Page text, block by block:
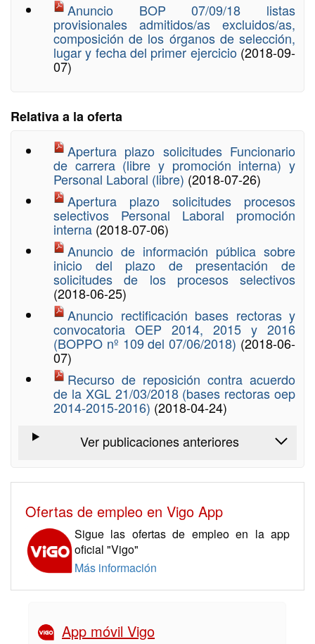
Anuncio BOP 07/09/18 listas
provisionales admitidos/as excluidos/as,
composición de los órganos de selección,
lugar y fecha del primer ejercicio (2018-09-
07)
Relativa a la oferta
Apertura plazo solicitudes Funcionario
de carrera (libre y promoción interna) y
Personal Laboral (libre) (2018-07-26)
Apertura plazo solicitudes procesos
selectivos Personal Laboral promoción
interna (2018-07-06)
Anuncio de información pública sobre
inicio del plazo de presentación de
solicitudes de los procesos selectivos
(2018-06-25)
Anuncio rectificación bases rectoras y
convocatoria OEP 2014, 2015 y 2016
(BOPPO nº 109 del 07/06/2018) (2018-06-
07)
Recurso de reposición contra acuerdo
de la XGL 21/03/2018 (bases rectoras oep
2014-2015-2016) (2018-04-24)
Ver publicaciones anteriores
Ofertas de empleo en Vigo App
Sigue las ofertas de empleo en la app
oficial "Vigo"
Más información
App móvil Vigo